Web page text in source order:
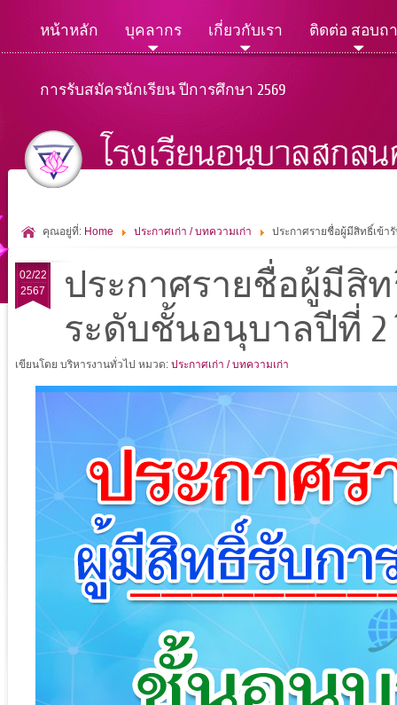
หน้าหลัก บุคลากร เกี่ยวกับเรา ติดต่อ สอบถ
การรับสมัครนักเรียน ปีการศึกษา 2569
คุณอยู่ที่: Home ประกาศเก่า / บทความเก่า ประกาศรายชื่อผู้มีสิทธิ์เข้า
02/22
2567
ประกาศรายชื่อผู้มีสิท
ระดับชั้นอนุบาลปีที่ 2
เขียนโดย บริหารงานทั่วไป หมวด: ประกาศเก่า / บทความเก่า